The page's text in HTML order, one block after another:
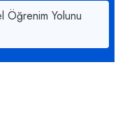
Öğrenim Yolunu